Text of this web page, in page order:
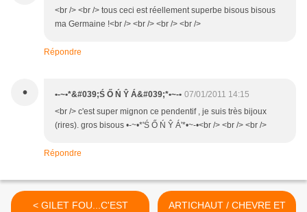
<br /> <br /> tous ceci est réellement superbe bisous bisous
ma Germaine !<br /> <br /> <br /> <br />
Répondre
• •-~•*&#039;Ś Ő Ń Ŷ Á&#039;*•~-• 07/01/2011 14:15
<br /> c'est super mignon ce pendentif , je suis très bijoux
(rires). gros bisous •-~•*'Ś Ő Ń Ŷ Á'*•~-•<br /> <br /> <br />
Répondre
< GILET FOU...C'EST
ARTICHAUT / CHEVRE ET